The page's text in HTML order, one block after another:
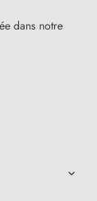
dans notre
